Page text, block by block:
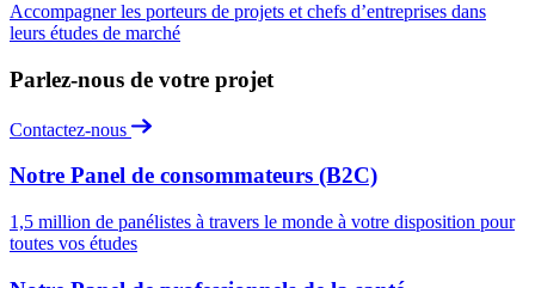
Accompagner les porteurs de projets et chefs d’entreprises dans
leurs études de marché
Parlez-nous de votre projet
Contactez-nous
Notre Panel de consommateurs (B2C)
1,5 million de panélistes à travers le monde à votre disposition pour
toutes vos études